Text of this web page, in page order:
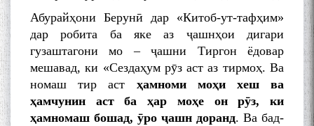
Абурайҳони Берунӣ дар «Китоб-ут-тафҳим»
дар робита ба яке аз ҷашнҳои дигари
гузаштагони мо – ҷашни Тиргон ёдовар
мешавад, ки «Сездаҳум рӯз аст аз тирмоҳ. Ва
номаш тир аст ҳамноми моҳи хеш ва
ҳамчунин аст ба ҳар моҳе он рӯз, ки
ҳамномаш бошад, ӯро ҷашн доранд. Ва бад-